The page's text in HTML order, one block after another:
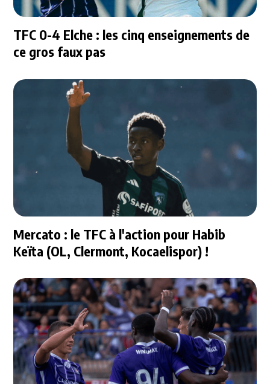
TFC 0-4 Elche : les cinq enseignements de
ce gros faux pas
Mercato : le TFC à l'action pour Habib
Keïta (OL, Clermont, Kocaelispor) !